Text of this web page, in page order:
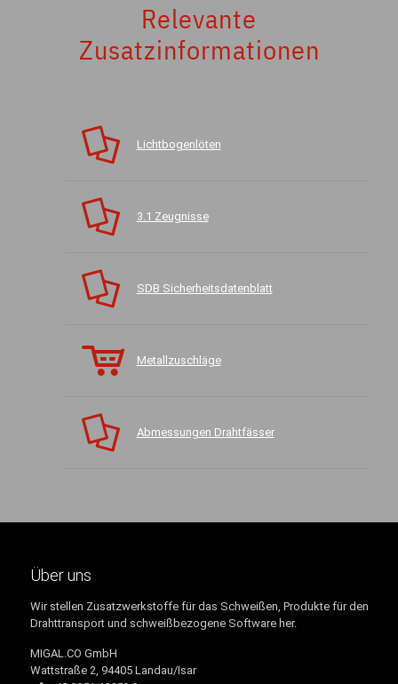
Relevante
Zusatzinformationen
Lichtbogenlöten
3.1 Zeugnisse
SDB Sicherheitsdatenblatt
Metallzuschläge
Abmessungen Drahtfässer
Über uns
Wir stellen Zusatzwerkstoffe für das Schweißen, Produkte für den
Drahttransport und schweißbezogene Software her.
MIGAL.CO GmbH
Wattstraße 2, 94405 Landau/Isar